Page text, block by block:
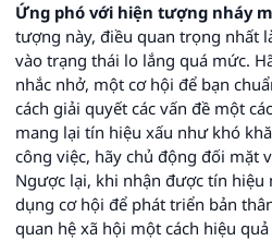
Ứng phó với hiện tượng nháy
tượng này, điều quan trọng nhất
vào trạng thái lo lắng quá mức.
nhắc nhở, một cơ hội để bạn
cách giải quyết các vấn đề một
mang lại tín hiệu xấu như khó
công việc, hãy chủ động đối mặt
Ngược lại, khi nhận được tín hiệu
dụng cơ hội để phát triển bản
quan hệ xã hội một cách hiệu